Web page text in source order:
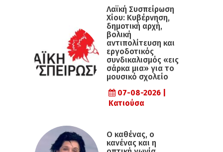
Λαϊκή Συσπείρωση
Χίου: Κυβέρνηση,
δημοτική αρχή,
βολική
αντιπολίτευση και
εργοδοτικός
συνδικαλισμός «εις
σάρκα μια» για το
μουσικό σχολείο
07-08-2026 |
Κατιούσα
Ο καθένας, ο
κανένας και η